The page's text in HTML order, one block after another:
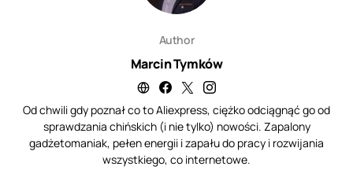
Author
Marcin Tymków
Od chwili gdy poznał co to Aliexpress, ciężko odciągnąć go od
sprawdzania chińskich (i nie tylko) nowości. Zapalony
gadżetomaniak, pełen energii i zapału do pracy i rozwijania
wszystkiego, co internetowe.